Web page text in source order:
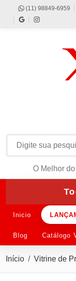
(11) 98849-6959
O Melhor
Inicio
Blog Catálogo
Início Vitrine de